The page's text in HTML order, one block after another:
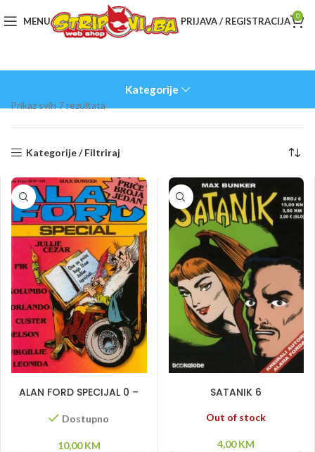
MENU PRIJAVA / REGISTRACIJA 0
Kategorije
Prikaz svih 7 rezultata
Kategorije / Filtriraj
ALAN FORD SPECIJAL 0 –
Orlando, Custer, Nelson,
Virgilije, Leonida
Dostupno
10,00KM
SATANIK 6
Out of stock
4,00KM